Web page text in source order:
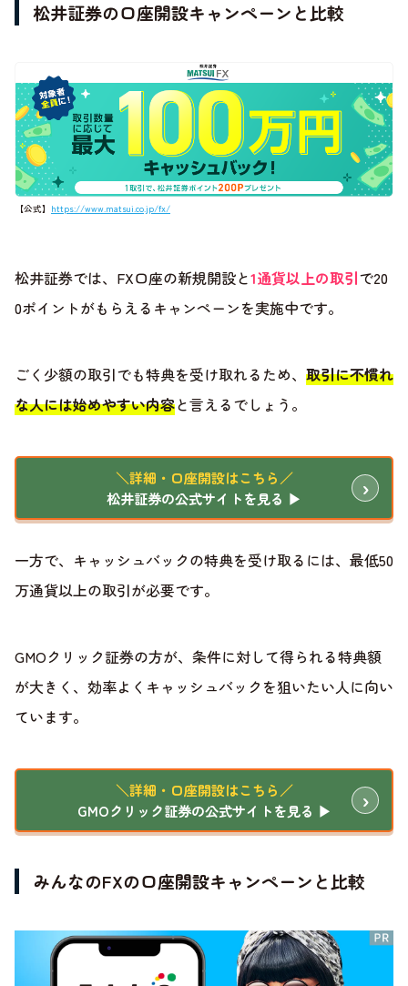
松井証券の口座開設キャンペーンと比較
【公式】 https://www.matsui.co.jp/fx/
松井証券では、FX口座の新規開設と1通貨以上の取引で20
0ポイントがもらえるキャンペーンを実施中です。
ごく少額の取引でも特典を受け取れるため、 取引に不慣れ
な人には始めやすい内容と言えるでしょう。
＼詳細・口座開設はこちら／
松井証券の公式サイトを見る ▶
一方で、キャッシュバックの特典を受け取るには、最低50
万通貨以上の取引が必要です。
GMOクリック証券の方が、条件に対して得られる特典額
が大きく、効率よくキャッシュバックを狙いたい人に向い
ています。
＼詳細・口座開設はこちら／
GMOクリック証券の公式サイトを見る ▶
みんなのFXの口座開設キャンペーンと比較